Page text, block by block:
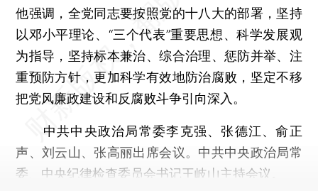
他强调，全党同志要按照党的十八大的部署，坚持
以邓小平理论、“三个代表”重要思想、科学发展观
为指导，坚持标本兼治、综合治理、惩防并举、注
重预防方针，更加科学有效地防治腐败，坚定不移
把党风廉政建设和反腐败斗争引向深入。
中共中央政治局常委李克强、张德江、俞正
声、刘云山、张高丽出席会议。中共中央政治局常
委、中央纪律检查委员会书记王岐山主持会议。